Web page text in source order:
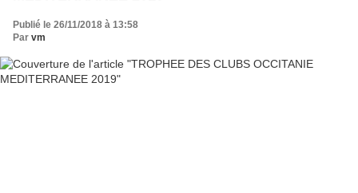
Publié le 26/11/2018 à 13:58
Par vm